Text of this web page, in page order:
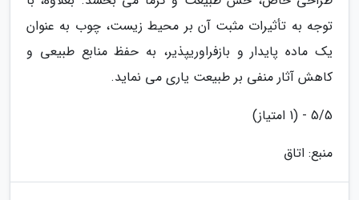
توجه به تأثیرات مثبت آن بر محیط زیست، چوب به عنوان
یک ماده پایدار و بازفراوریپذیر، به حفظ منابع طبیعی و
کاهش آثار منفی بر طبیعت یاری می نماید.
5/5 - (1 امتیاز)
منبع: اتاق